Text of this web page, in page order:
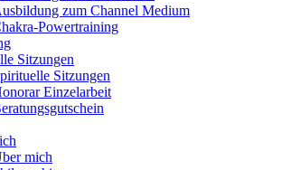
zum Channel Medium
Powertraining
Sitzungen
Sitzungen
Einzelarbeit
mich